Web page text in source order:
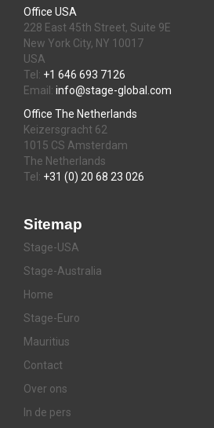
Office USA
228 East 45th Street, Suite 9E
New York City, NY 10017
USA
Tel: +1 646 693 7126
Email: info@stage-global.com
Office The Netherlands
Keizersgracht 62
1015 CS Amsterdam
The Netherlands
Tel: +31 (0) 20 68 23 026
Sitemap
Stage-USA
Stage-Australia
Home
Stage-Euro
Mauritius
Contact
Over ons
In de pers